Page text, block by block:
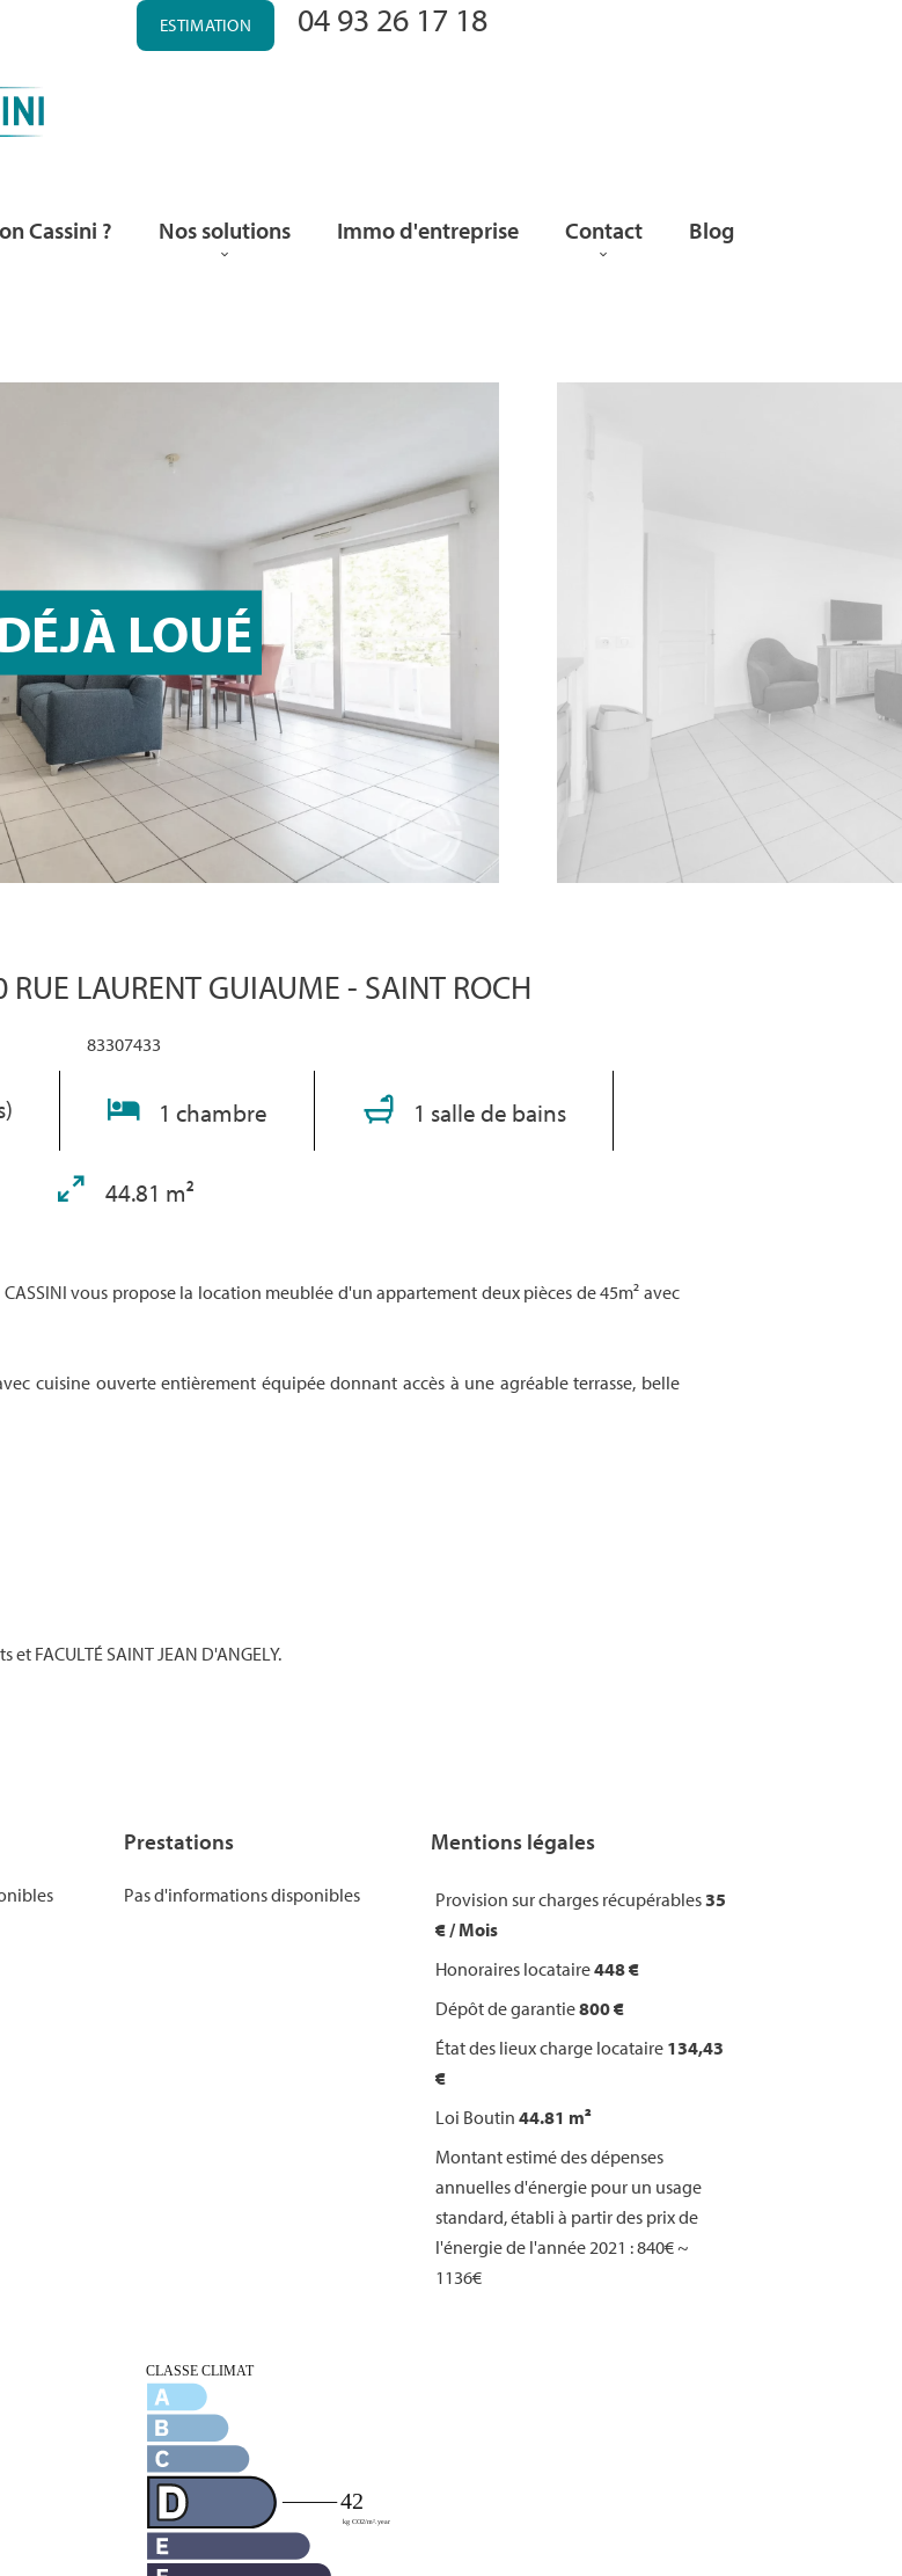
ESTIMATION 04 93 26 17 18
Cassini ? Nos solutions Immo d'entreprise Contact Blog
DÉJÀ LOUÉ
RUE LAURENT GUIAUME - SAINT ROCH
83307433
1 chambre 1 salle de bains
44.81 m²
vous propose la location meublée d'un appartement deux pièces de 45m² avec
cuisine ouverte entièrement équipée donnant accès à une agréable terrasse, belle
FACULTÉ SAINT JEAN D'ANGELY.
Prestations
Pas d'informations disponibles
Mentions légales
Provision sur charges récupérables35
€ / Mois
Honoraires locataire448 €
Dépôt de garantie800 €
État des lieux charge locataire 134,43
€
Loi Boutin 44.81 m²
Montant estimé des dépenses
annuelles d'énergie pour un usage
standard, établi à partir des prix de
l'énergie de l'année 2021 : 840€ ~
1136€